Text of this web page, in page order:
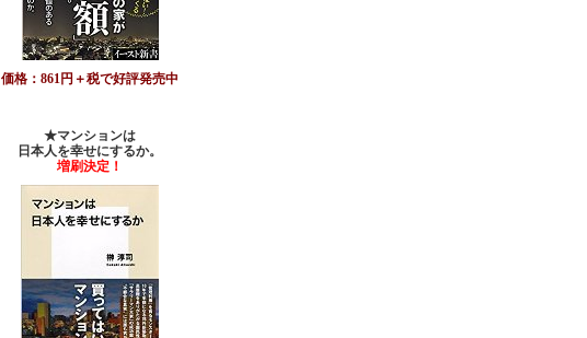
価格：861円＋税で好評発売中
★マンションは
日本人を幸せにするか。
増刷決定！